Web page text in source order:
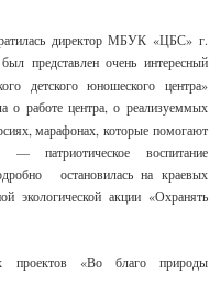
директор МБУК «ЦБС» г.
представлен очень интересный
детского юношеского центра»
о работе центра, о реализуеммых
марафонах, которые помогают
патриотическое воспитание
остановилась на краевых
экологической акции «Охранять
проектов «Во благо природы